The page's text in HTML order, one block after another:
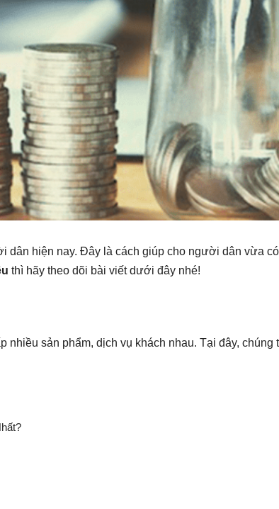
hiện nay. Đây là cách giúp cho người dân vừa
thì hãy theo dõi bài viết dưới đây nhé!
sản phẩm, dịch vụ khách nhau. Tại đây,